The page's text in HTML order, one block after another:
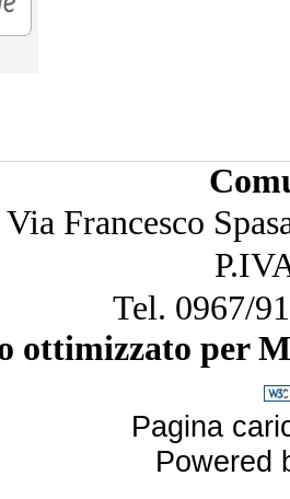
Via Francesco
Tel. 0967/
ottimizzato per
Pagina
Powered